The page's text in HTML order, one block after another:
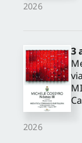
2026
2026
3